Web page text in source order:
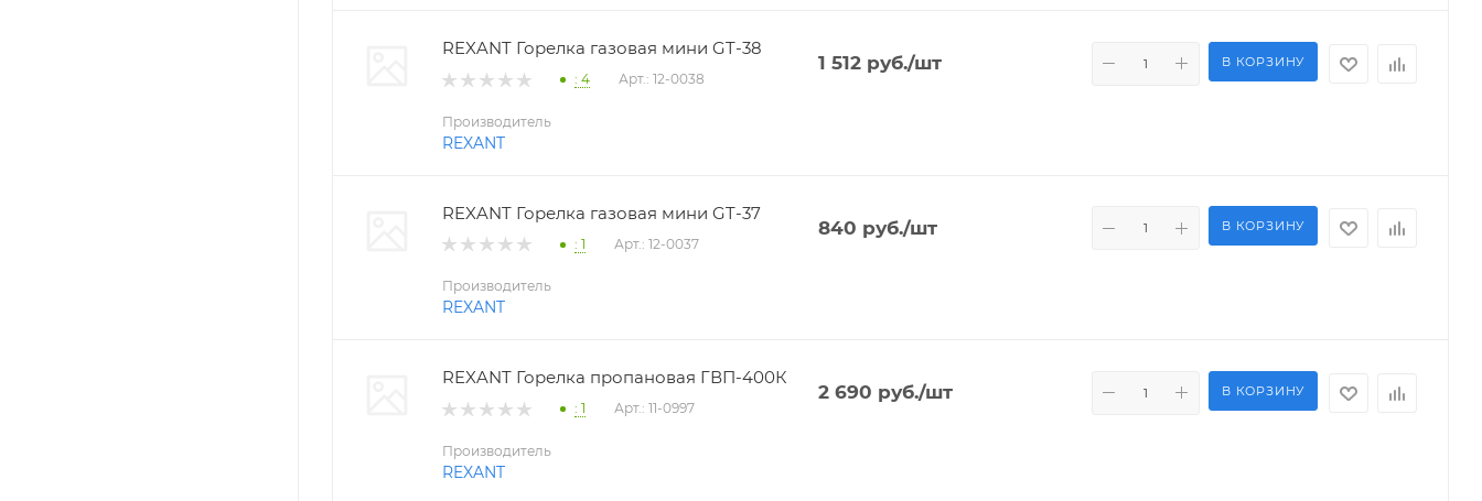
REXANT Горелка газовая мини GT-38
: 4 Арт.: 12-0038
1 512руб./шт В КОРЗИНУ
Производитель
REXANT
REXANT Горелка газовая мини GT-37
: 1 Арт.: 12-0037
840 руб./шт В КОРЗИНУ
Производитель
REXANT
REXANT Горелка пропановая ГВП-400К
: 1 Арт.: 11-0997
2 690 руб./шт В КОРЗИНУ
Производитель
REXANT